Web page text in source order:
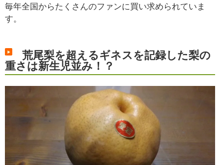
毎年全国からたくさんのファンに買い求められていま
す。
荒尾梨を超えるギネスを記録した梨の
重さは新生児並み！？